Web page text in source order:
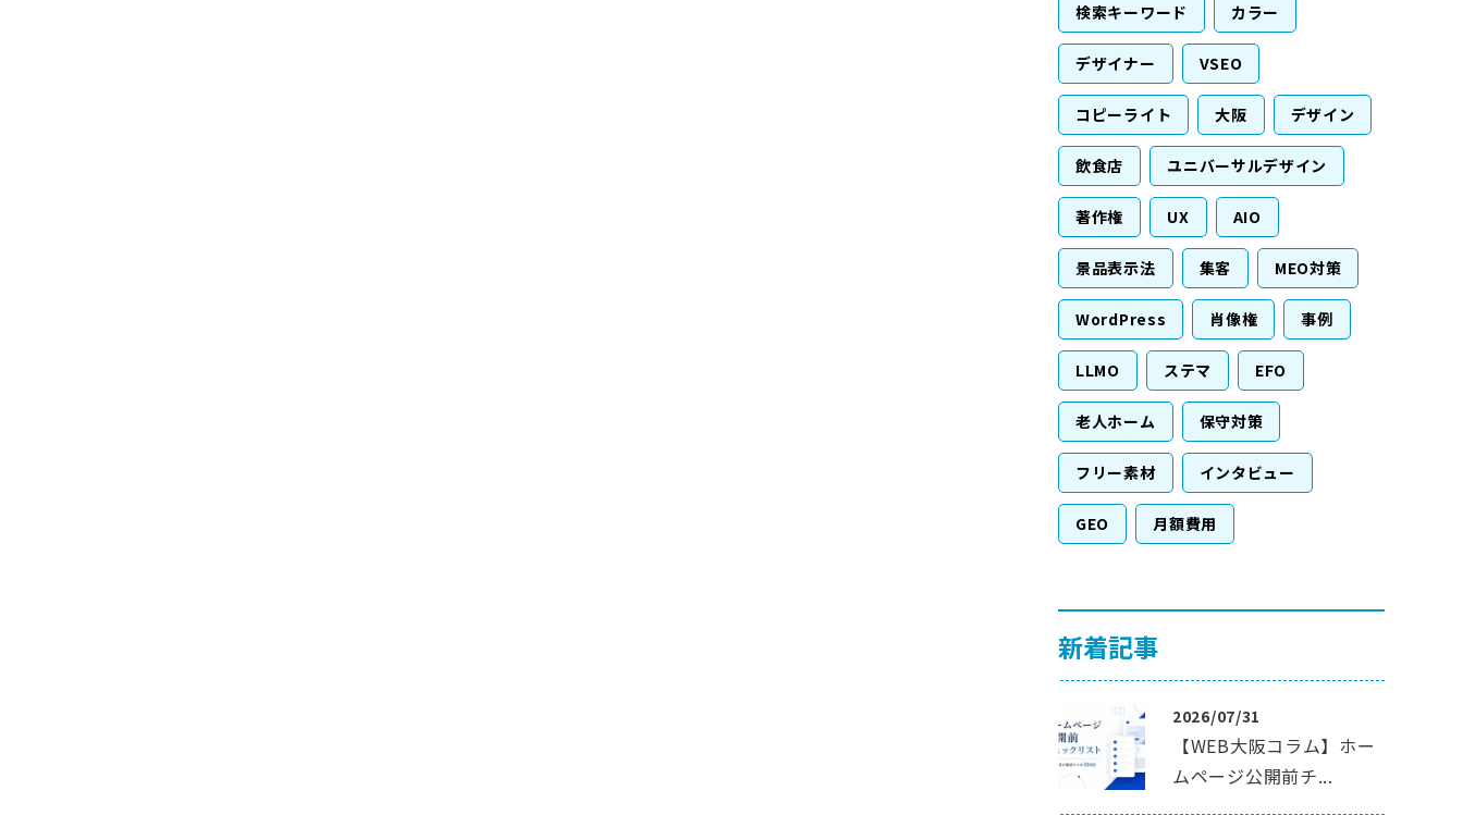
検索キーワード カラー
デザイナー VSEO
コピーライト 大阪 デザイン
飲食店 ユニバーサルデザイン
著作権 UX AIO
景品表示法 集客 MEO対策
WordPress 肖像権 事例
LLMO ステマ EFO
老人ホーム 保守対策
フリー素材 インタビュー
GEO 月額費用
新着記事
2026/07/31
【WEB大阪コラム】ホー
ムページ公開前チ...